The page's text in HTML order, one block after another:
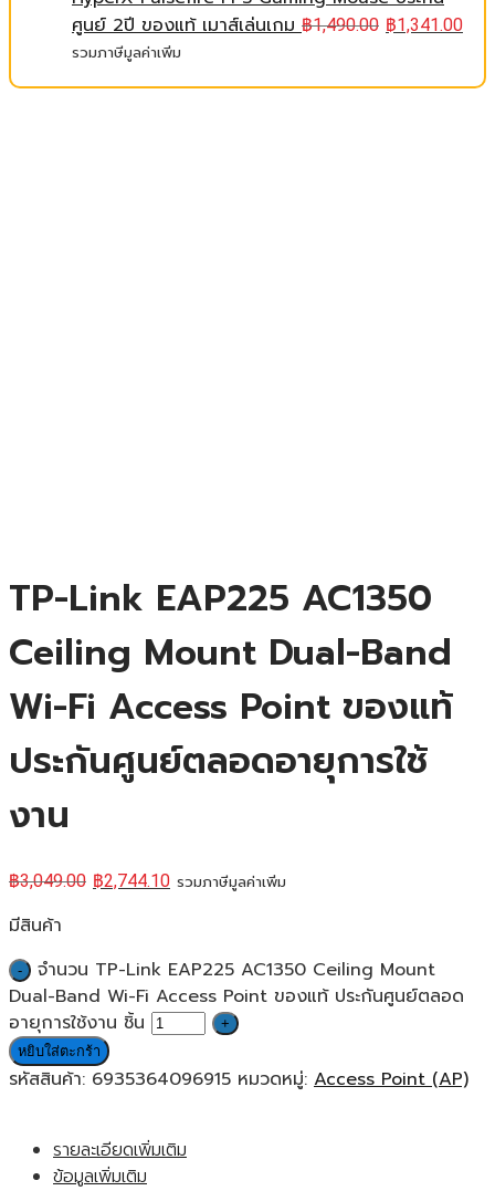
ศูนย์ 2ปี ของแท้ เมาส์เล่นเกม ฿1,490.00 ฿1,341.00
รวมภาษีมูลค่าเพิ่ม
TP-Link EAP225 AC1350
Ceiling Mount Dual-Band
Wi-Fi Access Point ของแท้
ประกันศูนย์ตลอดอายุการใช้
งาน
฿3,049.00 ฿2,744.10 รวมภาษีมูลค่าเพิ่ม
มีสินค้า
จำนวน TP-Link EAP225 AC1350 Ceiling Mount
Dual-Band Wi-Fi Access Point ของแท้ ประกันศูนย์ตลอด
อายุการใช้งาน ชิ้น
หยิบใส่ตะกร้า
รหัสสินค้า: 6935364096915 หมวดหมู่: Access Point (AP)
รายละเอียดเพิ่มเติม
ข้อมูลเพิ่มเติม